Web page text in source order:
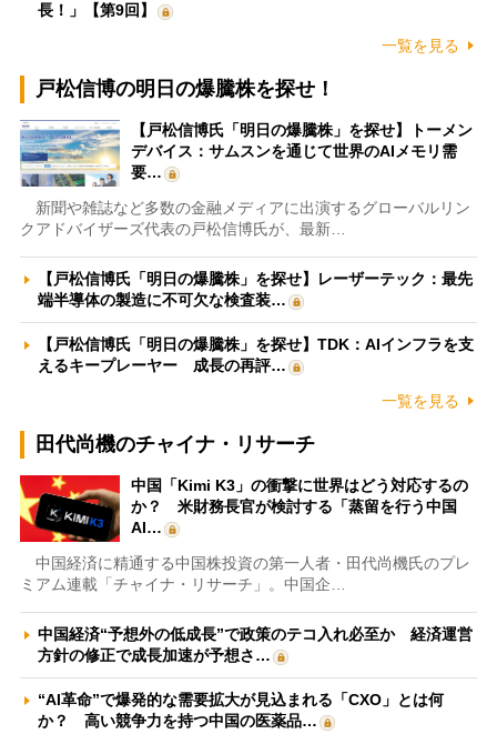
長！」【第9回】
一覧を見る
戸松信博の明日の爆騰株を探せ！
【戸松信博氏「明日の爆騰株」を探せ】トーメン
デバイス：サムスンを通じて世界のAIメモリ需
要…
新聞や雑誌など多数の金融メディアに出演するグローバルリン
クアドバイザーズ代表の戸松信博氏が、最新…
【戸松信博氏「明日の爆騰株」を探せ】レーザーテック：最先
端半導体の製造に不可欠な検査装…
【戸松信博氏「明日の爆騰株」を探せ】TDK：AIインフラを支
えるキープレーヤー 成長の再評…
一覧を見る
田代尚機のチャイナ・リサーチ
中国「Kimi K3」の衝撃に世界はどう対応するの
か？ 米財務長官が検討する「蒸留を行う中国
AI…
中国経済に精通する中国株投資の第一人者・田代尚機氏のプレ
ミアム連載「チャイナ・リサーチ」。中国企…
中国経済“予想外の低成長”で政策のテコ入れ必至か 経済運営
方針の修正で成長加速が予想さ…
“AI革命”で爆発的な需要拡大が見込まれる「CXO」とは何
か？ 高い競争力を持つ中国の医薬品…